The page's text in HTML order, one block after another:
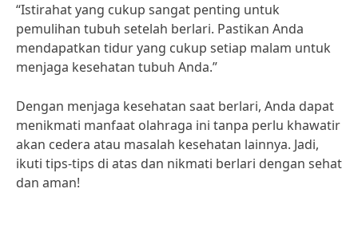
“Istirahat yang cukup sangat penting untuk
pemulihan tubuh setelah berlari. Pastikan Anda
mendapatkan tidur yang cukup setiap malam untuk
menjaga kesehatan tubuh Anda.”
Dengan menjaga kesehatan saat berlari, Anda dapat
menikmati manfaat olahraga ini tanpa perlu khawatir
akan cedera atau masalah kesehatan lainnya. Jadi,
ikuti tips-tips di atas dan nikmati berlari dengan sehat
dan aman!